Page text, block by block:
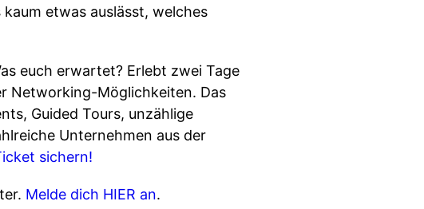
etwas auslässt, welches
euch erwartet? Erlebt zwei Tage
Networking-Möglichkeiten. Das
Guided Tours, unzählige
Unternehmen aus der
sichern!
Melde dich HIER an.